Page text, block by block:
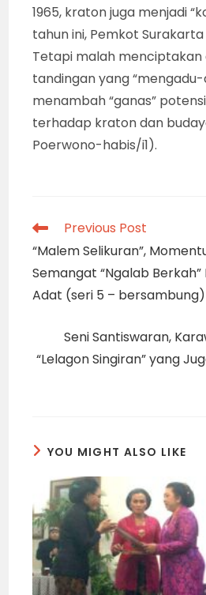
1965, kraton juga menjadi
tahun ini, Pemkot
Tetapi malah
tandingan yang
menambah “ganas”
terhadap kraton dan
Poerwono-habis/i1).
Read
articles
Previous Post
“Malem Selikuran”,
Semangat “Ngalab
Adat (seri 5 – bersambung)
Seni Santiswaran,
“Lelagon Singiran” yang
YOU MIGHT ALSO LIKE